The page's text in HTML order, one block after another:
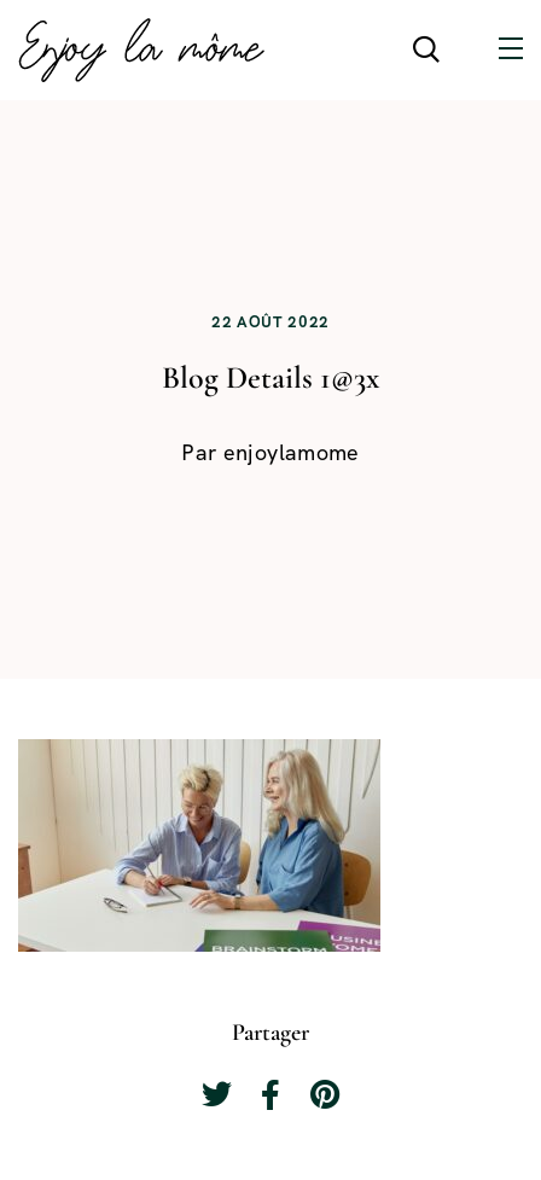
22 AOÛT 2022
Blog Details 1@3x
Par enjoylamome
Partager